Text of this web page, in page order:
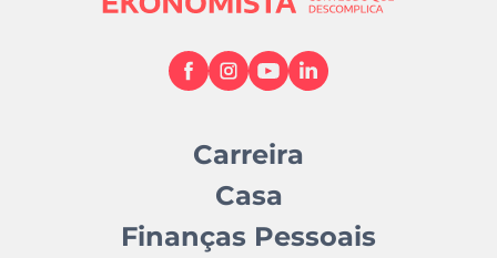
Carreira
Casa
Finanças Pessoais